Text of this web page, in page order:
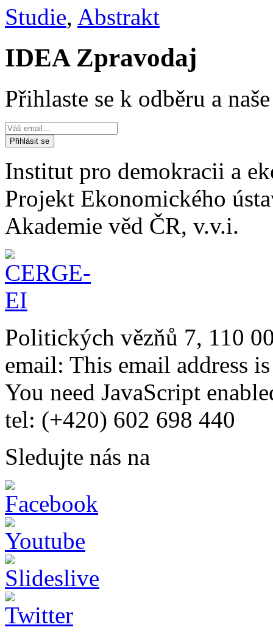
Studie, Abstrakt
IDEA Zpravodaj
Přihlaste se k odběru a
Institut pro demokracii a
Projekt Ekonomického
Akademie věd ČR, v.v.i.
Politických vězňů 7, 110
email: This email address
You need JavaScript
tel: (+420) 602 698 440
Sledujte nás na